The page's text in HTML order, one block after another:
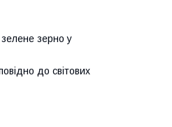
зерно у
до світових